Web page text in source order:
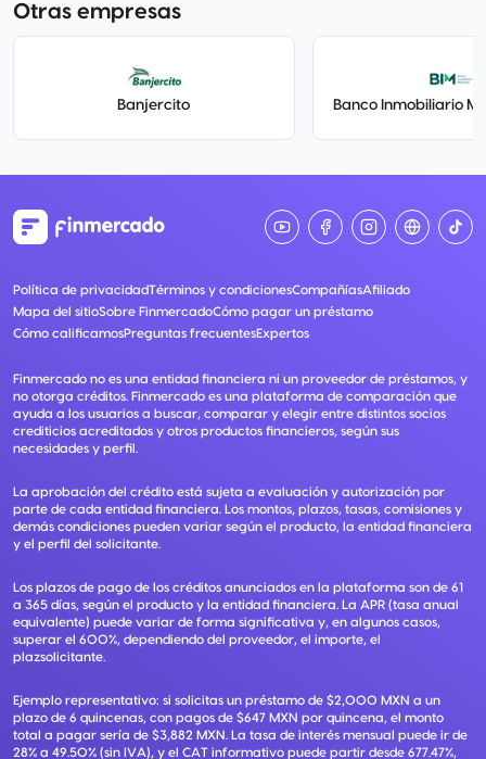
Otras empresas
Banjercito Banco Inmobiliario
Política de privacidadTérminos y condicionesCompañíasAfiliado
Mapa del sitioSobre FinmercadoCómo pagar un préstamo
Cómo calificamosPreguntas frecuentesExpertos
Finmercado no es una entidad financiera ni un proveedor de préstamos, y
no otorga créditos. Finmercado es una plataforma de comparación que
ayuda a los usuarios a buscar, comparar y elegir entre distintos socios
crediticios acreditados y otros productos financieros, según sus
necesidades y perfil.
La aprobación del crédito está sujeta a evaluación y autorización por
parte de cada entidad financiera. Los montos, plazos, tasas, comisiones y
demás condiciones pueden variar según el producto, la entidad financiera
y el perfil del solicitante.
Los plazos de pago de los créditos anunciados en la plataforma son de 61
a 365 días, según el producto y la entidad financiera. La APR (tasa anual
equivalente) puede variar de forma significativa y, en algunos casos,
superar el 600%, dependiendo del proveedor, el importe, el
plazsolicitante.
Ejemplo representativo: si solicitas un préstamo de $2,000 MXN a un
plazo de 6 quincenas, con pagos de $647 MXN por quincena, el monto
total a pagar sería de $3,882 MXN. La tasa de interés mensual puede ir de
28% a 49.50% (sin IVA), y el CAT informativo puede partir desde 677.47%,